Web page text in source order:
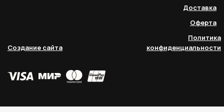
Доставка
Оферта
Политика
конфиденциальности
Создание сайта